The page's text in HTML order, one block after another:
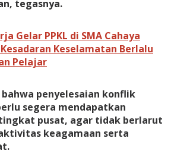
tegasnya.
Gelar PPKL di SMA Cahaya
Keselamatan Berlalu
Pelajar
penyelesaian konflik
segera mendapatkan
pusat, agar tidak berlarut
keagamaan serta